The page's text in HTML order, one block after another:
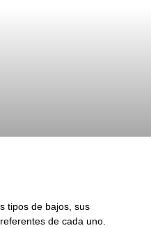
tipos de bajos, sus
de cada uno.